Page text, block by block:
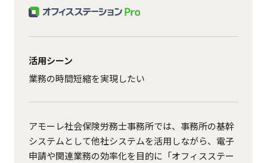
活用シーン
業務の時間短縮を実現したい
アモーレ社会保険労務士事務所では、事務所の基幹
システムとして他社システムを活用しながら、電子
申請や関連業務の効率化を目的に「オフィスステー